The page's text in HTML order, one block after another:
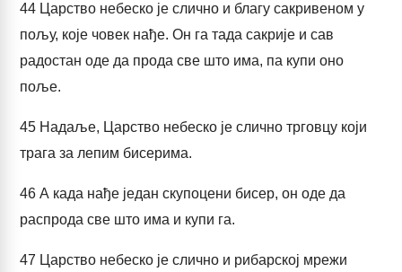
44 Царство небеско је слично и благу сакривеном у
пољу, које човек нађе. Он га тада сакрије и сав
радостан оде да прода све што има, па купи оно
поље.
45 Надаље, Царство небеско је слично трговцу који
трага за лепим бисерима.
46 А када нађе један скупоцени бисер, он оде да
распрода све што има и купи га.
47 Царство небеско је слично и рибарској мрежи